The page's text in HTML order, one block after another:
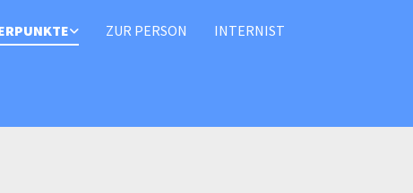
ZUR PERSON INTERNIST